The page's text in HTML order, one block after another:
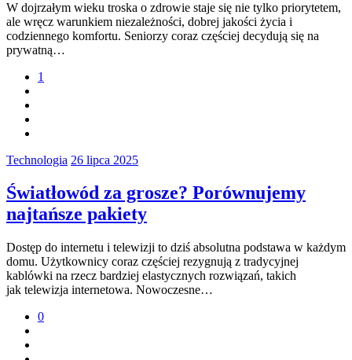
W dojrzałym wieku troska o zdrowie staje się nie tylko priorytetem,
ale wręcz warunkiem niezależności, dobrej jakości życia i
codziennego komfortu. Seniorzy coraz częściej decydują się na
prywatną…
1
Technologia 26 lipca 2025
Światłowód za grosze? Porównujemy
najtańsze pakiety
Dostęp do internetu i telewizji to dziś absolutna podstawa w każdym
domu. Użytkownicy coraz częściej rezygnują z tradycyjnej
kablówki na rzecz bardziej elastycznych rozwiązań, takich
jak telewizja internetowa. Nowoczesne…
0